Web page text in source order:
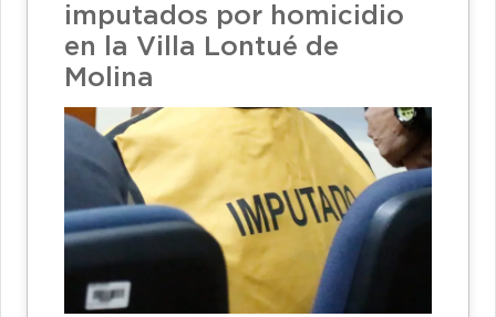
imputados por homicidio
en la Villa Lontué de
Molina